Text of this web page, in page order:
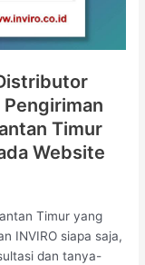
Pengiriman
Timur
Website
Timur yang
INVIRO siapa saja,
dan tanya-